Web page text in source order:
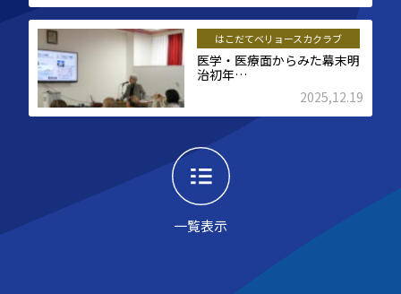
一覧表示
はこだてベリョースカクラブ
医学・医療面からみた幕末明
治初年…
2025,12.19